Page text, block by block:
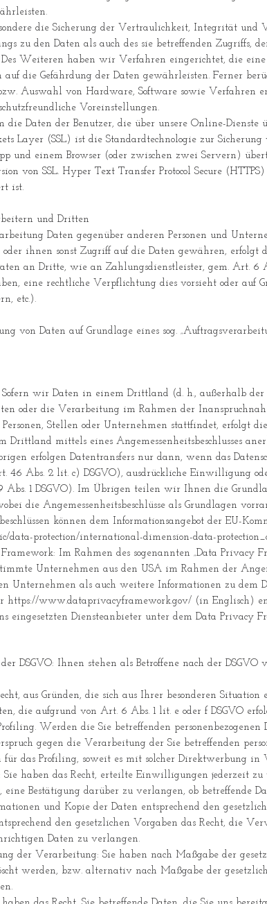
die Sicherung der Vertraulichkeit, Integrität und
zu den Daten als auch des sie betreffenden Zugriffs,
Weiteren haben wir Verfahren eingerichtet, die
auf die Gefährdung der Daten gewährleisten. Ferner
Auswahl von Hardware, Software sowie Verfahren
Voreinstellungen.
die Daten der Benutzer, die über unsere Online-
Layer (SSL) ist die Standardtechnologie zur
und einem Browser (oder zwischen zwei Servern)
von SSL. Hyper Text Transfer Protocol Secure
ist.
und Dritten
Daten gegenüber anderen Personen und
ihnen sonst Zugriff auf die Daten gewähren, erfolgt
an Dritte, wie an Zahlungsdienstleister, gem. Art. 6
eine rechtliche Verpflichtung dies vorsieht oder auf
etc.).
von Daten auf Grundlage eines sog.
wir Daten in einem Drittland (d. h., außerhalb der
oder die Verarbeitung im Rahmen der
Stellen oder Unternehmen stattfindet, erfolgt
Drittland mittels eines Angemessenheitsbeschlusses
erfolgen Datentransfers nur dann, wenn das
46 Abs. 2 lit. c) DSGVO), ausdrückliche Einwilligung
1 DSGVO). Im Übrigen teilen wir Ihnen die
die Angemessenheitsbeschlüsse als Grundlagen
können dem Informationsangebot der EU-
data-protection/international-dimension-data-
Im Rahmen des sogenannten „Data Privacy
Unternehmen aus den USA im Rahmen der
Unternehmen als auch weitere Informationen zu dem
https://www.dataprivacyframework.gov/ (in Englisch)
eingesetzten Diensteanbieter unter dem Data Privacy
DSGVO: Ihnen stehen als Betroffene nach der DSGVO
aus Gründen, die sich aus Ihrer besonderen
die aufgrund von Art. 6 Abs. 1 lit. e oder f DSGVO
Werden die Sie betreffenden
gegen die Verarbeitung der Sie betreffenden
das Profiling, soweit es mit solcher Direktwerbung in
haben das Recht, erteilte Einwilligungen jederzeit zu
eine Bestätigung darüber zu verlangen, ob betreffende
und Kopie der Daten entsprechend den
den gesetzlichen Vorgaben das Recht, die
Daten zu verlangen.
der Verarbeitung: Sie haben nach Maßgabe der
werden, bzw. alternativ nach Maßgabe der